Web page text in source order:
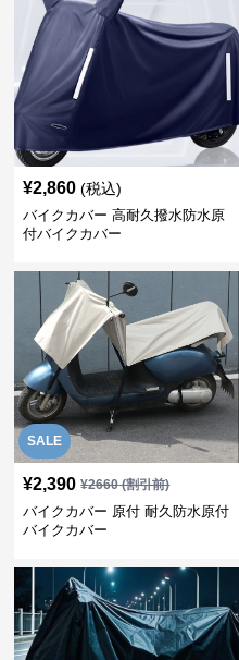
¥2,860 (税込)
バイクカバー 高耐久撥水防水原
付バイクカバー
SALE
¥2,390 ¥2660(割引前)
バイクカバー 原付 耐久防水原付
バイクカバー